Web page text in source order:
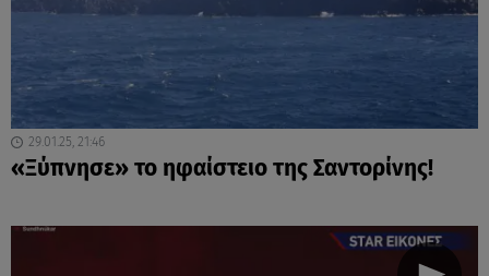
29.01.25, 21:46
«Ξύπνησε» το ηφαίστειο της Σαντορίνης!